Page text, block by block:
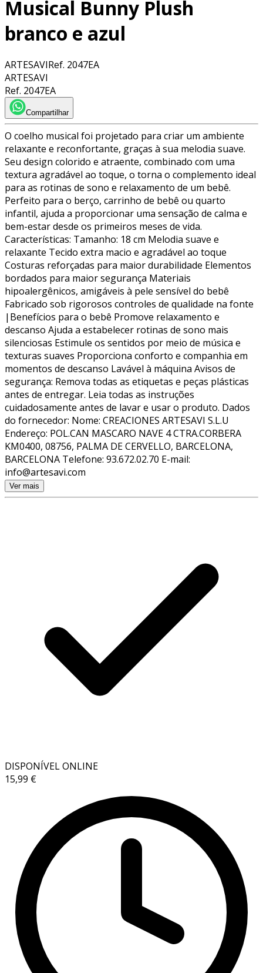
Musical Bunny Plush
branco e azul
ARTESAVIRef. 2047EA
ARTESAVI
Ref. 2047EA
Compartilhar
O coelho musical foi projetado para criar um ambiente
relaxante e reconfortante, graças à sua melodia suave.
Seu design colorido e atraente, combinado com uma
textura agradável ao toque, o torna o complemento ideal
para as rotinas de sono e relaxamento de um bebê.
Perfeito para o berço, carrinho de bebê ou quarto
infantil, ajuda a proporcionar uma sensação de calma e
bem-estar desde os primeiros meses de vida.
Características: Tamanho: 18 cm Melodia suave e
relaxante Tecido extra macio e agradável ao toque
Costuras reforçadas para maior durabilidade Elementos
bordados para maior segurança Materiais
hipoalergênicos, amigáveis à pele sensível do bebê
Fabricado sob rigorosos controles de qualidade na fonte
|Benefícios para o bebê Promove relaxamento e
descanso Ajuda a estabelecer rotinas de sono mais
silenciosas Estimule os sentidos por meio de música e
texturas suaves Proporciona conforto e companhia em
momentos de descanso Lavável à máquina Avisos de
segurança: Remova todas as etiquetas e peças plásticas
antes de entregar. Leia todas as instruções
cuidadosamente antes de lavar e usar o produto. Dados
do fornecedor: Nome: CREACIONES ARTESAVI S.L.U
Endereço: POL.CAN MASCARO NAVE 4 CTRA.CORBERA
KM0400, 08756, PALMA DE CERVELLO, BARCELONA,
BARCELONA Telefone: 93.672.02.70 E-mail:
info@artesavi.com
Ver mais
DISPONÍVEL ONLINE
15,99 €